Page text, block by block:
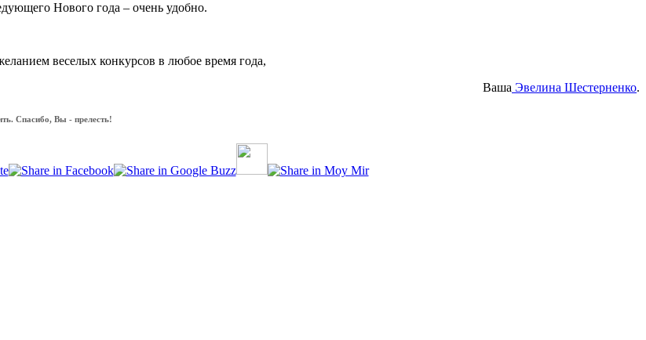
Нового года – очень удобно.
веселых конкурсов в любое время года,
Ваша Эвелина Шестерненко.
Спасибо, Вы - прелесть!